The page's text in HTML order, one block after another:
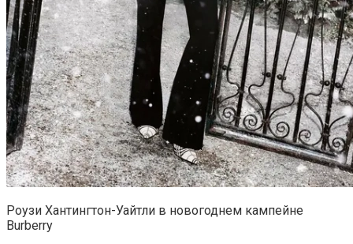
Роузи Хантингтон-Уайтли в новогоднем кампейне
Burberry